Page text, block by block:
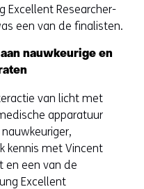
Excellent Researcher-
een van de finalisten.
nauwkeurige en
van licht met
apparatuur
kennis met Vincent
en een van de
Excellent